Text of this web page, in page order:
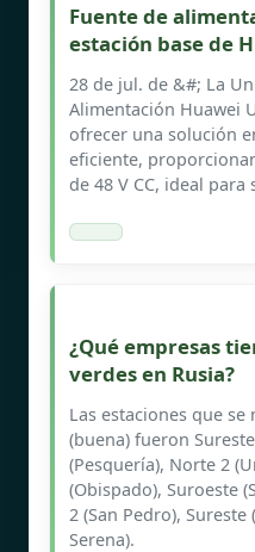
Fuente de
estación base de
28 de jul. de &#; La
Alimentación Huawei
ofrecer una solución
eficiente,
de 48 V CC, ideal para
¿Qué empresas
verdes en Rusia?
Las estaciones que
(buena) fueron
(Pesquería), Norte 2
(Obispado), Suroeste
2 (San Pedro), Sureste
Serena).